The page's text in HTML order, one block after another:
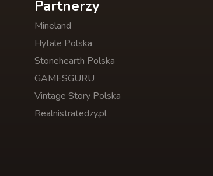
Partnerzy
Mineland
Hytale Polska
Stonehearth Polska
GAMESGURU
Vintage Story Polska
Realnistratedzy.pl